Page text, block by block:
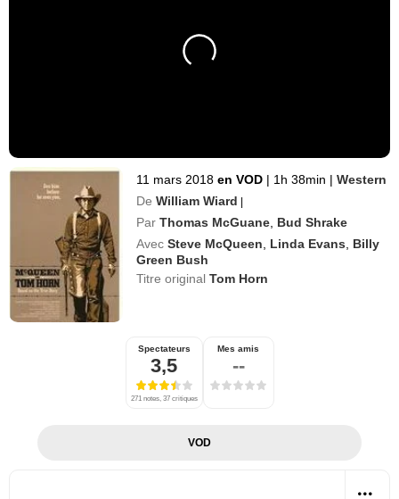
11 mars 2018 en VOD | 1h 38min | Western
De William Wiard |
Par Thomas McGuane Bud Shrake
Avec Steve McQueen Linda Evans
Billy
Green Bush
Titre originalTom Horn
Spectateurs
3,5
271 notes, 37 critiques
Mes amis
--
VOD